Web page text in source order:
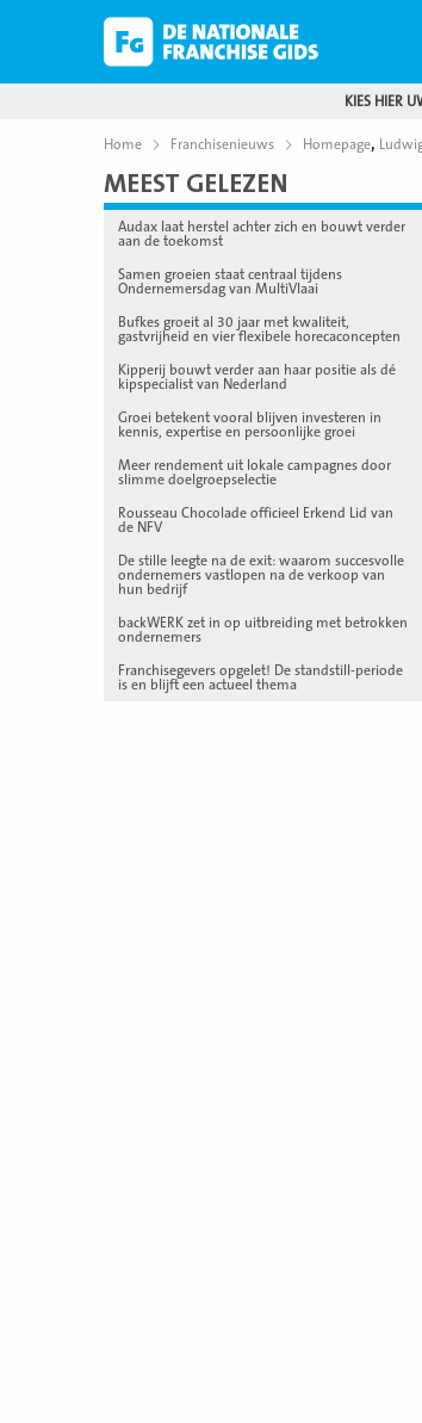
KIES HIER
Home Franchisenieuws Homepage,
MEEST GELEZEN
Audax laat herstel achter zich en bouwt verder
aan de toekomst
Samen groeien staat centraal tijdens
Ondernemersdag van MultiVlaai
Bufkes groeit al 30 jaar met kwaliteit,
gastvrijheid en vier flexibele horecaconcepten
Kipperij bouwt verder aan haar positie als dé
kipspecialist van Nederland
Groei betekent vooral blijven investeren in
kennis, expertise en persoonlijke groei
Meer rendement uit lokale campagnes door
slimme doelgroepselectie
Rousseau Chocolade officieel Erkend Lid van
de NFV
De stille leegte na de exit: waarom succesvolle
ondernemers vastlopen na de verkoop van
hun bedrijf
backWERK zet in op uitbreiding met betrokken
ondernemers
Franchisegevers opgelet! De standstill-periode
is en blijft een actueel thema